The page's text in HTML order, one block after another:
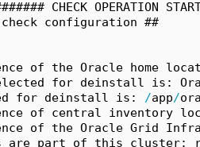
CHECK OPERATION
configuration ##
of the Oracle home
selected for deinstall is:
for deinstall is: /app/
of central inventory
of the Oracle Grid
are part of this cluster: